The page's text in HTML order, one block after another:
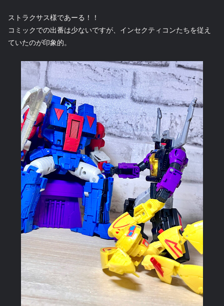
ストラクサス様であーる！！
コミックでの出番は少ないですが、インセクティコンたちを従え
ていたのが印象的。